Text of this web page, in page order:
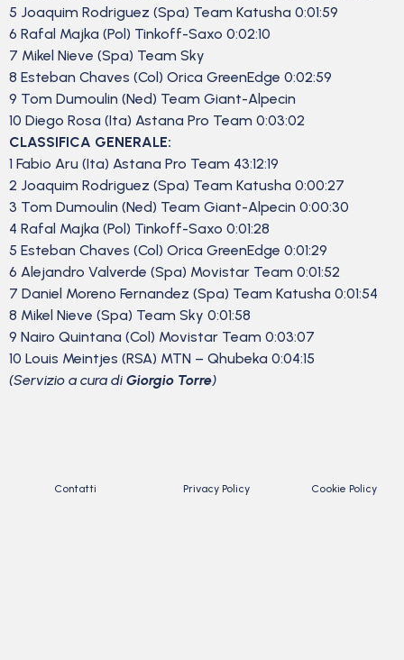
5 Joaquim Rodriguez (Spa) Team Katusha 0:01:59
6 Rafal Majka (Pol) Tinkoff-Saxo 0:02:10
7 Mikel Nieve (Spa) Team Sky
8 Esteban Chaves (Col) Orica GreenEdge 0:02:59
9 Tom Dumoulin (Ned) Team Giant-Alpecin
10 Diego Rosa (Ita) Astana Pro Team 0:03:02
CLASSIFICA GENERALE:
1 Fabio Aru (Ita) Astana Pro Team 43:12:19
2 Joaquim Rodriguez (Spa) Team Katusha 0:00:27
3 Tom Dumoulin (Ned) Team Giant-Alpecin 0:00:30
4 Rafal Majka (Pol) Tinkoff-Saxo 0:01:28
5 Esteban Chaves (Col) Orica GreenEdge 0:01:29
6 Alejandro Valverde (Spa) Movistar Team 0:01:52
7 Daniel Moreno Fernandez (Spa) Team Katusha 0:01:54
8 Mikel Nieve (Spa) Team Sky 0:01:58
9 Nairo Quintana (Col) Movistar Team 0:03:07
10 Louis Meintjes (RSA) MTN – Qhubeka 0:04:15
(Servizio a cura di Giorgio Torre)
Contatti Privacy Policy Cookie Policy